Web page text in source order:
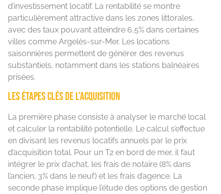
d’investissement locatif. La rentabilité se montre
particulièrement attractive dans les zones littorales,
avec des taux pouvant atteindre 6,5% dans certaines
villes comme Argelès-sur-Mer. Les locations
saisonnières permettent de générer des revenus
substantiels, notamment dans les stations balnéaires
prisées.
Les étapes clés de l’acquisition
La première phase consiste à analyser le marché local
et calculer la rentabilité potentielle. Le calcul s’effectue
en divisant les revenus locatifs annuels par le prix
d’acquisition total. Pour un T2 en bord de mer, il faut
intégrer le prix d’achat, les frais de notaire (8% dans
l’ancien, 3% dans le neuf) et les frais d’agence. La
seconde phase implique l’étude des options de gestion